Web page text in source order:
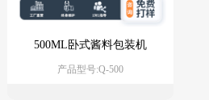
500ML卧式酱料包装机
产品型号:Q-500